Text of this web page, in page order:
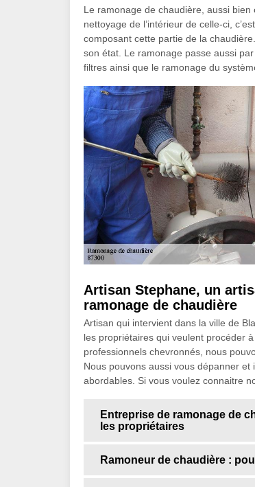
Le ramonage de chaudière, aussi
nettoyage de l’intérieur de celle-ci,
composant cette partie de la
son état. Le ramonage passe aussi
filtres ainsi que le ramonage du
Artisan Stephane, un
ramonage de chaudière
Artisan qui intervient dans la ville de
les propriétaires qui veulent procéder
professionnels chevronnés, nous
Nous pouvons aussi vous dépanner
abordables. Si vous voulez connaitre
Entreprise de ramonage de
les propriétaires
Ramoneur de chaudière :